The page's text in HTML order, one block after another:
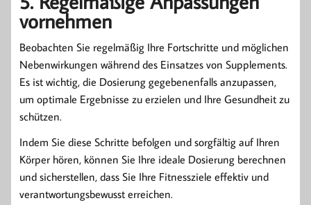
vornehmen
Beobachten Sie regelmäßig Ihre Fortschritte und möglichen
Nebenwirkungen während des Einsatzes von Supplements.
Es ist wichtig, die Dosierung gegebenenfalls anzupassen,
um optimale Ergebnisse zu erzielen und Ihre Gesundheit zu
schützen.
Indem Sie diese Schritte befolgen und sorgfältig auf Ihren
Körper hören, können Sie Ihre ideale Dosierung berechnen
und sicherstellen, dass Sie Ihre Fitnessziele effektiv und
verantwortungsbewusst erreichen.